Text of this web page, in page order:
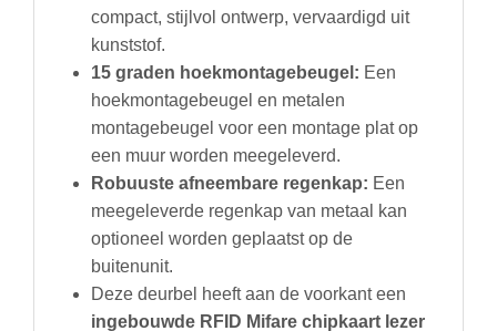
compact, stijlvol ontwerp, vervaardigd uit
kunststof.
15 graden hoekmontagebeugel: Een
hoekmontagebeugel en metalen
montagebeugel voor een montage plat op
een muur worden meegeleverd.
Robuuste afneembare regenkap: Een
meegeleverde regenkap van metaal kan
optioneel worden geplaatst op de
buitenunit.
Deze deurbel heeft aan de voorkant een
ingebouwde RFID Mifare chipkaart lezer